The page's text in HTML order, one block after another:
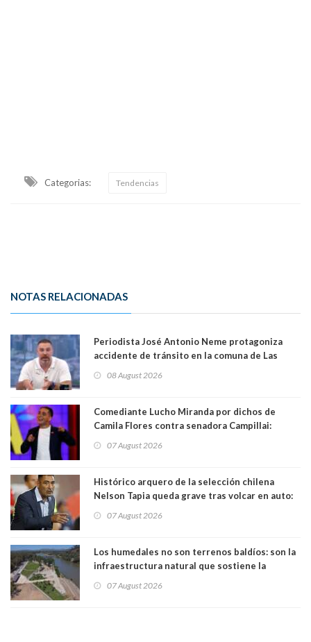
Categorias: Tendencias
NOTAS RELACIONADAS
Periodista José Antonio Neme protagoniza
accidente de tránsito en la comuna de Las
Condes
08 August 2026
Comediante Lucho Miranda por dichos de
Camila Flores contra senadora Campillai:
"Pensar que todo se consigue por pena es una
forma de quitar dignidad"
07 August 2026
Histórico arquero de la selección chilena
Nelson Tapia queda grave tras volcar en auto:
manejaba en estado de ebriedad
07 August 2026
Los humedales no son terrenos baldíos: son la
infraestructura natural que sostiene la
vida. Por Alfredo Peña, Periodista
07 August 2026